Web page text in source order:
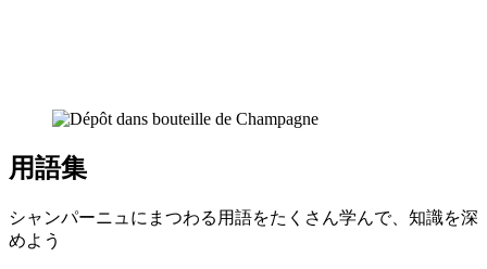
用語集
シャンパーニュにまつわる用語をたくさん学んで、知識を深
めよう